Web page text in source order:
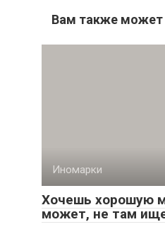
Вам также может
Иномарки
Хочешь хорошую
может, не там